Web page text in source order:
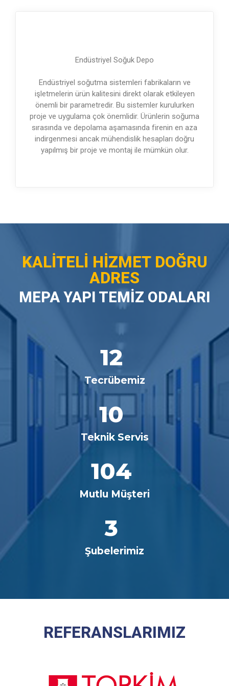
Endüstriyel Soğuk Depo
Endüstriyel soğutma sistemleri fabrikaların ve
işletmelerin ürün kalitesini direkt olarak etkileyen
önemli bir parametredir. Bu sistemler kurulurken
proje ve uygulama çok önemlidir. Ürünlerin soğuma
sırasında ve depolama aşamasında firenin en aza
indirgenmesi ancak mühendislik hesapları doğru
yapılmış bir proje ve montaj ile mümkün olur.
KALİTELİ HİZMET DOĞRU
ADRES
MEPA YAPI TEMİZ ODALARI
12
Tecrübemiz
10
Teknik Servis
104
Mutlu Müşteri
3
Şubelerimiz
REFERANSLARIMIZ